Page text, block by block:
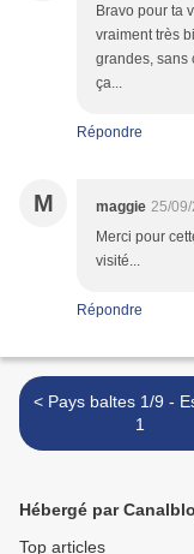
Bravo pour ta
vraiment très
grandes, sans
ça...
Répondre
M maggie 25/
Merci pour
visité...
Répondre
< Pays baltes 1/9 - Estonie -
1
Hébergé par
Top articles